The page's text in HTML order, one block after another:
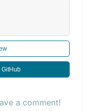
GitHub
a comment!